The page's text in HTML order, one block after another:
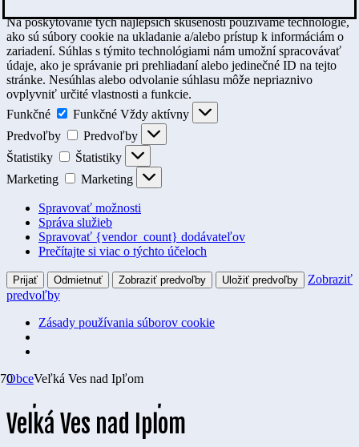
Na poskytovanie tých najlepších skúseností používame technológie,
ako sú súbory cookie na ukladanie a/alebo prístup k informáciám o
zariadení. Súhlas s týmito technológiami nám umožní spracovávať
údaje, ako je správanie pri prehliadaní alebo jedinečné ID na tejto
stránke. Nesúhlas alebo odvolanie súhlasu môže nepriaznivo
ovplyvniť určité vlastnosti a funkcie.
Funkčné
Funkčné Vždy aktívny
Predvoľby
Predvoľby
Štatistiky
Štatistiky
Marketing
Marketing
Spravovať možnosti
Správa služieb
Spravovať {vendor_count} dodávateľov
Prečítajte si viac o týchto účeloch
Prijať Odmietnuť Zobraziť predvoľby Uložiť predvoľby
Zobraziť
predvoľby
Zásady používania súborov cookie
ObceVeľká Ves nad Ipľom
Veľká Ves nad Ipľom